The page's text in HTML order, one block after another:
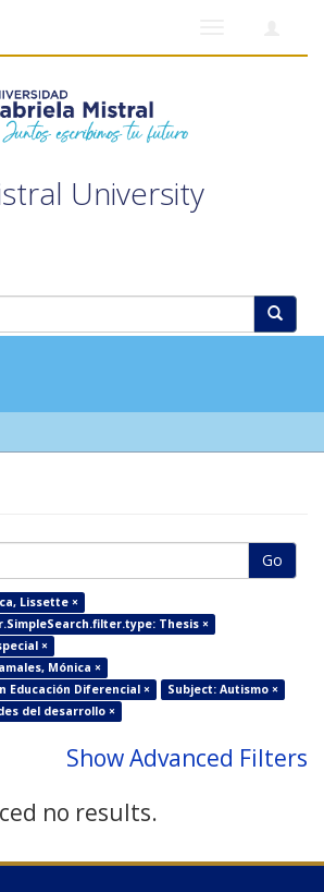
University
Go
Lissette ×
Thesis ×
×
Mónica ×
Educación Diferencial ×
Subject: Autismo ×
del desarrollo ×
Show Advanced Filters
no results.